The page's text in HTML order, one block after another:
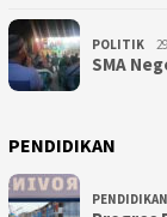
POLITIK
SMA
PENDIDIKAN
PENDIDIKAN